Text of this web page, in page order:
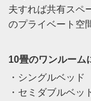
夫すれば共有スペ
のプライベート空
10畳のワンルーム
・シングルベッド
・セミダブルベッ